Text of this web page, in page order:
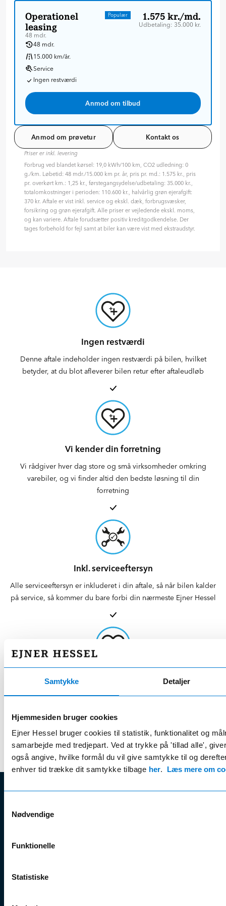
Samtykke Detaljer
Hjemmesiden bruger cookies
Ejner Hessel bruger cookies til statistik, funktionalitet og
samarbejde med tredjepart. Ved at trykke på 'tillad alle',
også angive, hvilke formål du vil give samtykke til og
enhver tid trække dit samtykke tilbage her. Læs mere om
Nødvendige
Funktionelle
Statistiske
Operationel
leasing
48 mdr.
Populær 1.575 kr./md.
Udbetaling: 35.000 kr.
48 mdr.
15.000 km/år.
Service
Ingen restværdi
Anmod om tilbud
Anmod om prøvetur Kontakt os
Priser er inkl. levering
Forbrug ved blandet kørsel: 19,0 kWh/100 km, CO2 udledning: 0
g./km. Løbetid: 48 mdr./15.000 km pr. år, pris pr. md.: 1.575 kr., pris
pr. overkørt km.: 1,25 kr., førstegangsydelse/udbetaling: 35.000 kr.,
totalomkostninger i perioden: 110.600 kr., halvårlig grøn ejerafgift:
370 kr. Aftale er vist inkl. service og ekskl. dæk, forbrugsvæsker,
forsikring og grøn ejerafgift. Alle priser er vejledende ekskl. moms,
og kan variere. Aftale forudsætter positiv kreditgodkendelse. Der
tages forbehold for fejl samt at biler kan være vist med ekstraudstyr.
Ingen restværdi
Denne aftale indeholder ingen restværdi på bilen, hvilket
betyder, at du blot afleverer bilen retur efter aftaleudløb
Vi kender din forretning
Vi rådgiver hver dag store og små virksomheder omkring
varebiler, og vi finder altid den bedste løsning til din
forretning
Inkl. serviceeftersyn
Alle serviceeftersyn er inkluderet i din aftale, så når bilen kalder
på service, så kommer du bare forbi din nærmeste Ejner Hessel
serviceeftersyn
CVR nr.:58811211
E-mail: info@hessel.dk